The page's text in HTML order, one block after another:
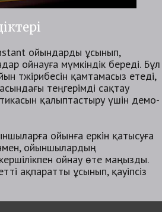
ойындарды ұсынып,
ойнауға мүмкіндік береді. Бұл
тәжірибесін қамтамасыз етеді,
теңгерімді сақтау
қалыптастыру үшін демо-
ойынға еркін қатысуға
ойыншылардың
ойнау өте маңызды.
ақпаратты ұсынып, қауіпсіз